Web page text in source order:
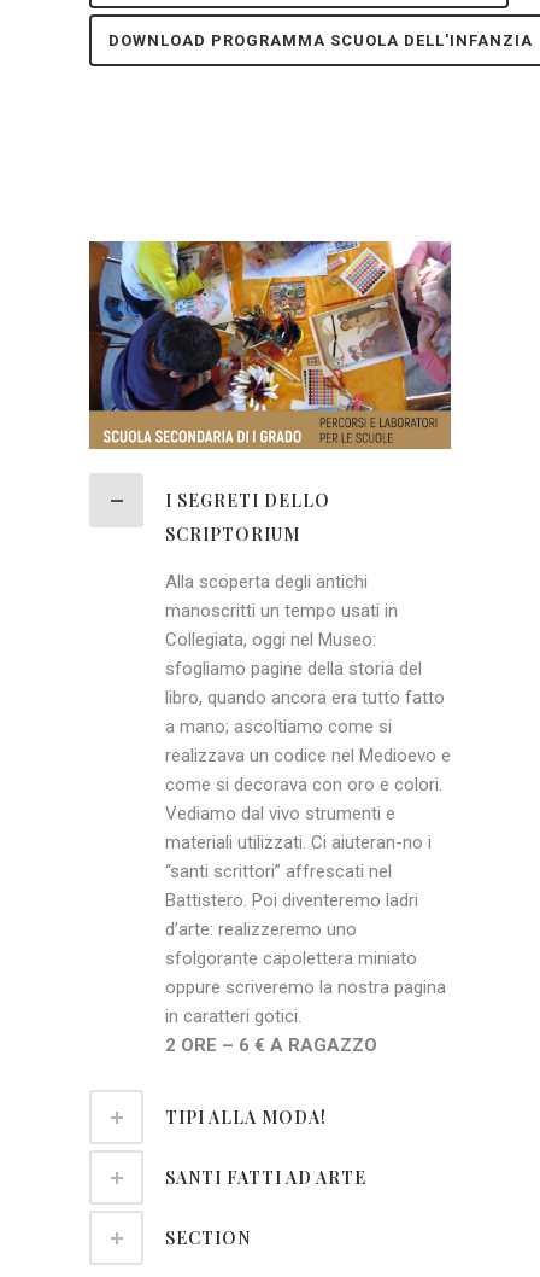
DOWNLOAD PROGRAMMA SCUOLA DELL'INFANZIA
I SEGRETI DELLO
SCRIPTORIUM
Alla scoperta degli antichi
manoscritti un tempo usati in
Collegiata, oggi nel Museo:
sfogliamo pagine della storia del
libro, quando ancora era tutto fatto
a mano; ascoltiamo come si
realizzava un codice nel Medioevo e
come si decorava con oro e colori.
Vediamo dal vivo strumenti e
materiali utilizzati. Ci aiuteran-no i
“santi scrittori” affrescati nel
Battistero. Poi diventeremo ladri
d’arte: realizzeremo uno
sfolgorante capolettera miniato
oppure scriveremo la nostra pagina
in caratteri gotici.
2 ORE – 6 € A RAGAZZO
TIPI ALLA MODA!
SANTI FATTI AD ARTE
SECTION